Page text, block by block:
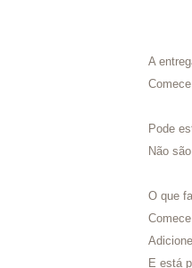
A
Pode
Não
O que
E está